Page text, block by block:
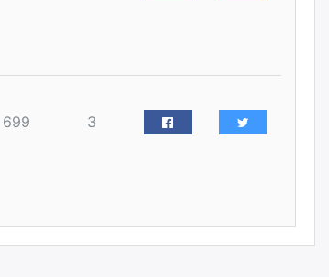
дүүрдэг
уржигдар
уржигдар
699 3